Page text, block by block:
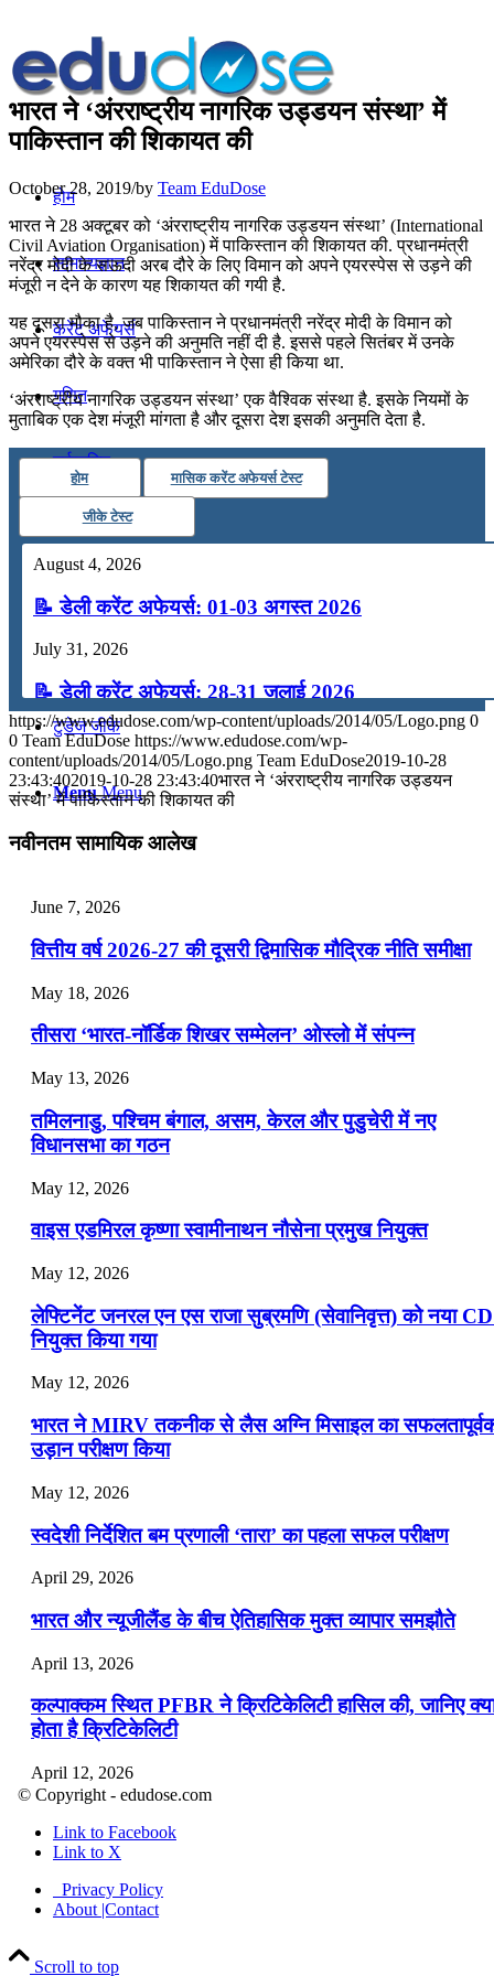
होम
सामान्यज्ञान
करेंट अफेयर्स
गणित
तर्कशक्ति
कंप्यूटर
अंग्रेजी
मॉक टेस्ट
टुडेज जीके
Menu Menu
भारत ने ‘अंरराष्ट्रीय नागरिक उड्डयन संस्था’ में
पाकिस्तान की शिकायत की
October 28, 2019/by Team EduDose
भारत ने 28 अक्टूबर को ‘अंरराष्ट्रीय नागरिक उड्डयन संस्था’ (International
Civil Aviation Organisation) में पाकिस्तान की शिकायत की. प्रधानमंत्री
नरेंद्र मोदी के सऊदी अरब दौरे के लिए विमान को अपने एयरस्पेस से उड़ने की
मंजूरी न देने के कारण यह शिकायत की गयी है.
यह दूसरा मौका है, जब पाकिस्तान ने प्रधानमंत्री नरेंद्र मोदी के विमान को
अपने एयरस्पेस से उड़ने की अनुमति नहीं दी है. इससे पहले सितंबर में उनके
अमेरिका दौरे के वक्त भी पाकिस्तान ने ऐसा ही किया था.
‘अंरराष्ट्रीय नागरिक उड्डयन संस्था’ एक वैश्विक संस्था है. इसके नियमों के
मुताबिक एक देश मंजूरी मांगता है और दूसरा देश इसकी अनुमति देता है.
होम मासिक करेंट अफेयर्स टेस्ट
जीके टेस्ट
August 4, 2026
📝 डेली करेंट अफेयर्स: 01-03 अगस्त 2026
July 31, 2026
📝 डेली करेंट अफेयर्स: 28-31 जुलाई 2026
July 28, 2026
📝 डेली करेंट अफेयर्स: 25-27 जुलाई 2026
July 22, 2026
📝 डेली करेंट अफेयर्स: 19-21 जुलाई 2026
July 19, 2026
📝 डेली करेंट अफेयर्स: 16-18 जुलाई 2026
July 16, 2026
📝 डेली करेंट अफेयर्स: 13-15 जुलाई 2026
https://www.edudose.com/wp-content/uploads/2014/05/Logo.png 0
0 Team EduDose https://www.edudose.com/wp-
content/uploads/2014/05/Logo.png Team EduDose2019-10-28
23:43:402019-10-28 23:43:40भारत ने ‘अंरराष्ट्रीय नागरिक उड्डयन
संस्था’ में पाकिस्तान की शिकायत की
नवीनतम सामायिक आलेख
June 7, 2026
वित्तीय वर्ष 2026-27 की दूसरी द्विमासिक मौद्रिक नीति समीक्षा
May 18, 2026
तीसरा ‘भारत-नॉर्डिक शिखर सम्मेलन’ ओस्लो में संपन्न
May 13, 2026
तमिलनाडु, पश्चिम बंगाल, असम, केरल और पुडुचेरी में नए
विधानसभा का गठन
May 12, 2026
वाइस एडमिरल कृष्णा स्वामीनाथन नौसेना प्रमुख नियुक्त
May 12, 2026
लेफ्टिनेंट जनरल एन एस राजा सुब्रमणि (सेवानिवृत्त) को नया
नियुक्त किया गया
May 12, 2026
भारत ने MIRV तकनीक से लैस अग्नि मिसाइल का
उड़ान परीक्षण किया
May 12, 2026
स्वदेशी निर्देशित बम प्रणाली ‘तारा’ का पहला सफल परीक्षण
April 29, 2026
भारत और न्यूजीलैंड के बीच ऐतिहासिक मुक्त व्यापार समझौते
April 13, 2026
कल्पाक्कम स्थित PFBR ने क्रिटिकेलिटी हासिल की, जानिए
होता है क्रिटिकेलिटी
April 12, 2026
April 9, 2026
नासा का आर्टेमिस-2 मिशन: मनुष्य एक बार फिर से चंद्रमा के
पहुंचा
April 7, 2026
© Copyright - edudose.com
Link to Facebook
Link to X
Privacy Policy
About |Contact
Scroll to top